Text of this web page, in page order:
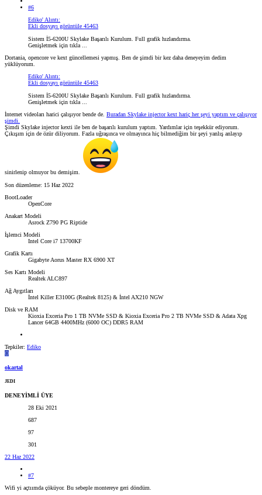
#6
Ediko' Alıntı:
Ekli dosyayı görüntüle 45463
Sistem İ5-6200U Skylake Başarılı Kurulum. Full grafik hızlandırma.
Genişletmek için tıkla ...
Dortania, opencore ve kext güncellemesi yapmış. Ben de şimdi bir kez daha deneyeyim dedim
yüklüyorum.
Ediko' Alıntı:
Ekli dosyayı görüntüle 45463
Sistem İ5-6200U Skylake Başarılı Kurulum. Full grafik hızlandırma.
Genişletmek için tıkla ...
İnternet videoları harici çalışıyor bende de. Buradan Skylake injector kext hariç her şeyi yaptım ve çalışıyor
şimdi.
Şimdi Skylake injector kexti ile ben de başarılı kurulum yaptım. Yardımlar için teşekkür ediyorum.
Çıkışım için de özür diliyorum. Fazla uğraşınca ve olmayınca hiç bilmediğim bir şeyi yanlış anlayıp
sinirlenip olmuyor bu demişim.
Son düzenleme: 15 Haz 2022
BootLoader
OpenCore
Anakart Modeli
Asrock Z790 PG Riptide
İşlemci Modeli
Intel Core i7 13700KF
Grafik Kartı
Gigabyte Aorus Master RX 6900 XT
Ses Kartı Modeli
Realtek ALC897
Ağ Aygıtları
İntel Killer E3100G (Realtek 8125) & İntel AX210 NGW
Disk ve RAM
Kioxia Exceria Pro 1 TB NVMe SSD & Kioxia Exceria Pro 2 TB NVMe SSD & Adata Xpg
Lancer 64GB 4400MHz (6000 OC) DDR5 RAM
Tepkiler: Ediko
O
okartal
JEDI
DENEYİMLİ ÜYE
28 Eki 2021
687
97
301
22 Haz 2022
#7
Wifi yi açtıımda çöküyor. Bu sebeple montereye geri döndüm.